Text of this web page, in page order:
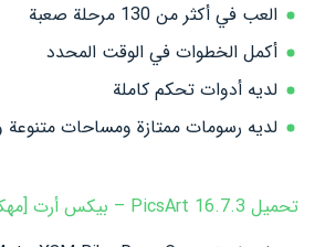
العب في أكثر من 130 مرحلة صعبة
أكمل الخطوات في الوقت المحدد
لديه أدوات تحكم كاملة
لديه رسومات ممتازة ومساحات متنوعة
تحميل PicsArt 16.7.3 – بيكس أرت [مهكر]